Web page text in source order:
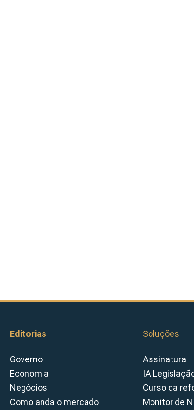
Editorias
Governo
Economia
Negócios
Como anda o mercado
Soluções
Assinatura
IA
Curso da
Monitor de